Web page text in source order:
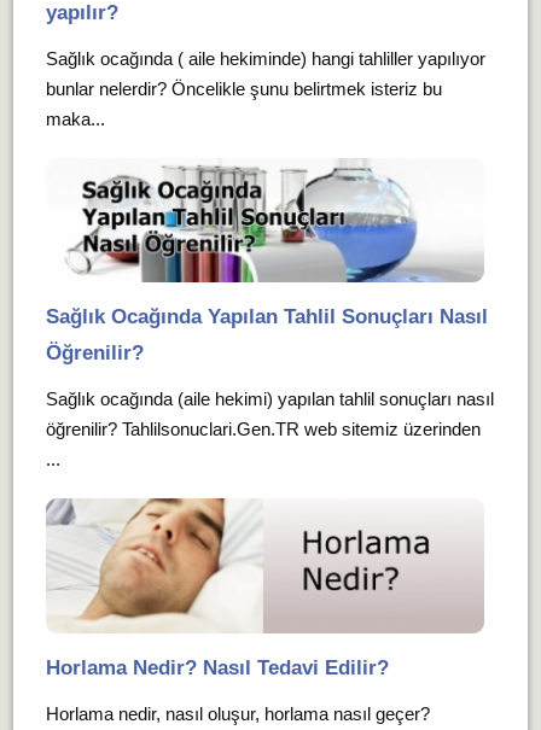
yapılır?
Sağlık ocağında ( aile hekiminde) hangi tahliller yapılıyor
bunlar nelerdir? Öncelikle şunu belirtmek isteriz bu
maka...
Sağlık Ocağında Yapılan Tahlil Sonuçları Nasıl
Öğrenilir?
Sağlık ocağında (aile hekimi) yapılan tahlil sonuçları nasıl
öğrenilir? Tahlilsonuclari.Gen.TR web sitemiz üzerinden
...
Horlama Nedir? Nasıl Tedavi Edilir?
Horlama nedir, nasıl oluşur, horlama nasıl geçer?